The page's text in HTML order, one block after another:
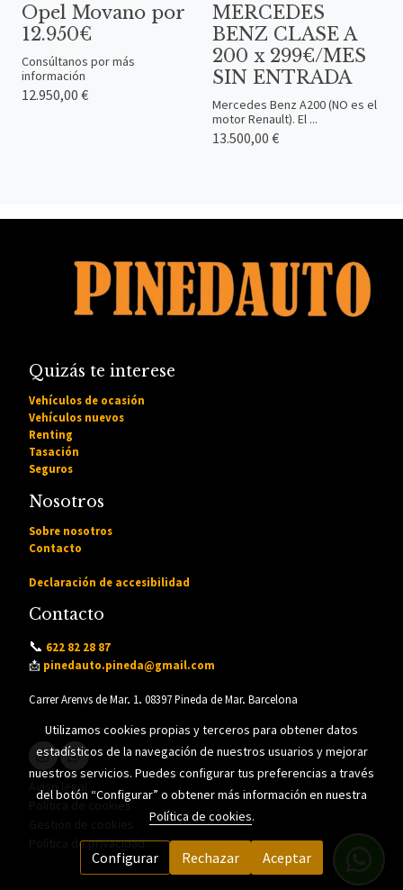
Opel Movano por
12.950€
Consúltanos por más
información
12.950,00 €
MERCEDES
BENZ CLASE A
200 x 299€/MES
SIN ENTRADA
Mercedes Benz A200 (NO es el
motor Renault). El ...
13.500,00 €
Quizás te interese
Vehículos de ocasión
Vehículos nuevos
Renting
Tasación
Seguros
Nosotros
Sobre nosotros
Contacto
Declaración de accesibilidad
Contacto
📞 622 82 28 87
📩 pinedauto.pineda@gmail.com
Carrer Arenys de Mar, 1, 08397 Pineda de Mar, Barcelona
Aviso legal
Política de cookies
Política de privacidad
Utilizamos cookies propias y terceros para obtener datos
estadísticos de la navegación de nuestros usuarios y mejorar
nuestros servicios. Puedes configurar tus preferencias a través
del botón “Configurar” o obtener más información en nuestra
Política de cookies.
Configurar Rechazar Aceptar